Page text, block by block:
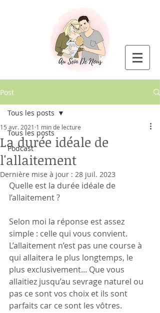
Post
Tous les posts
Podcast
Tous les posts
La durée idéale de
l'allaitement
15 avr. 2021 1 min de lecture
Dernière mise à jour : 28 juil. 2023
Quelle est la durée idéale de
l’allaitement ?
Selon moi la réponse est assez
simple : celle qui vous convient.
L’allaitement n’est pas une course à
qui allaitera le plus longtemps, le
plus exclusivement... Que vous
allaitiez jusqu’au sevrage naturel ou
pas ce sont vos choix et ils sont
parfaits car ce sont les vôtres.